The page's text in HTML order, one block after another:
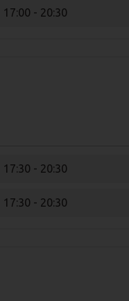
17:00 - 20:30
17:30 - 20:30
17:30 - 20:30